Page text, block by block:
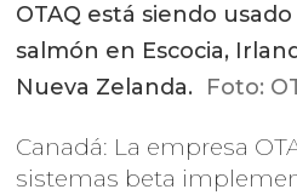
OTAQ está siendo
salmón en Escocia,
Nueva Zelanda. Foto:
Canadá: La empresa
sistemas beta